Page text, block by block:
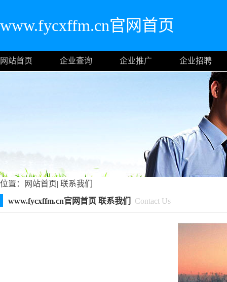
www.fycxffm.cn官网首页
网站首页 企业查询 企业推广 企业招聘
位置： 网站首页| 联系我们
www.fycxffm.cn官网首页 联系我们
Contact Us